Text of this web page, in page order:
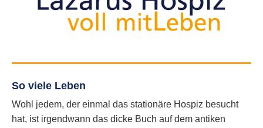
So viele Leben
Wohl jedem, der einmal das stationäre Hospiz besucht
hat, ist irgendwann das dicke Buch auf dem antiken